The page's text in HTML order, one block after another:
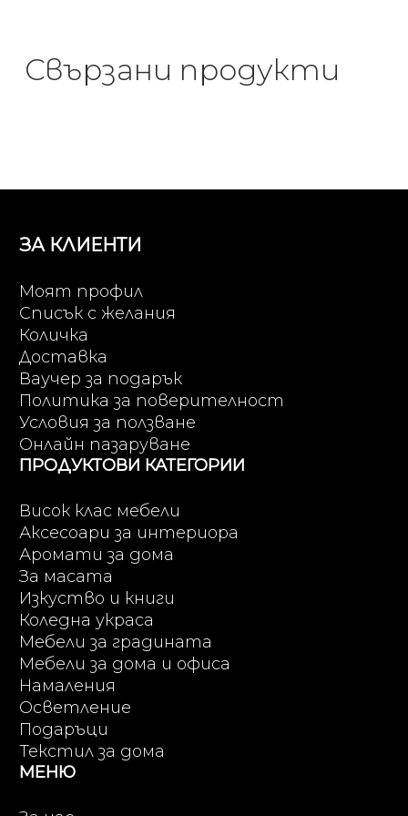
Свързани продукти
ЗА КЛИЕНТИ
Моят профил
Списък с желания
Количка
Доставка
Ваучер за подарък
Политика за поверителност
Условия за ползване
Онлайн пазаруване
ПРОДУКТОВИ КАТЕГОРИИ
Висок клас мебели
Аксесоари за интериора
Аромати за дома
За масата
Изкуство и книги
Коледна украса
Мебели за градината
Мебели за дома и офиса
Намаления
Осветление
Подаръци
Текстил за дома
МЕНЮ